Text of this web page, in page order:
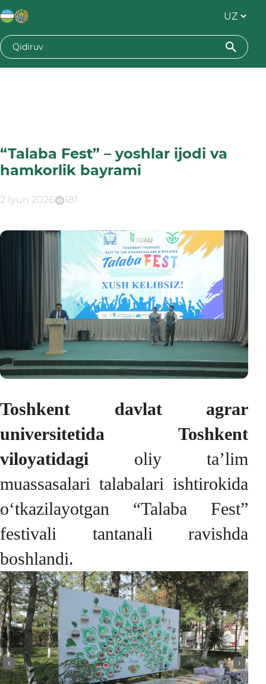
“Talaba Fest” – yoshlar ijodi va
hamkorlik bayrami
2 Iyun 2026 181
Toshkent davlat agrar
universitetida Toshkent
viloyatidagi oliy ta’lim
muassasalari talabalari ishtirokida
o‘tkazilayotgan “Talaba Fest”
festivali tantanali ravishda
boshlandi.
‹ ›